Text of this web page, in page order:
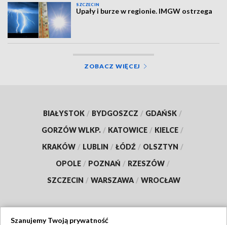
SZCZECIN
Upały i burze w regionie. IMGW ostrzega
ZOBACZ WIĘCEJ
BIAŁYSTOK / BYDGOSZCZ / GDAŃSK /
GORZÓW WLKP. / KATOWICE / KIELCE /
KRAKÓW / LUBLIN / ŁÓDŹ / OLSZTYN /
OPOLE / POZNAŃ / RZESZÓW /
SZCZECIN / WARSZAWA / WROCŁAW
Szanujemy Twoją prywatność